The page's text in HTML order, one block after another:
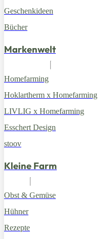
Geschenkideen
Bücher
Markenwelt
Homefarming
Hoklartherm x Homefarming
LIVLIG x Homefarming
Esschert Design
stoov
Kleine Farm
Obst & Gemüse
Hühner
Rezepte